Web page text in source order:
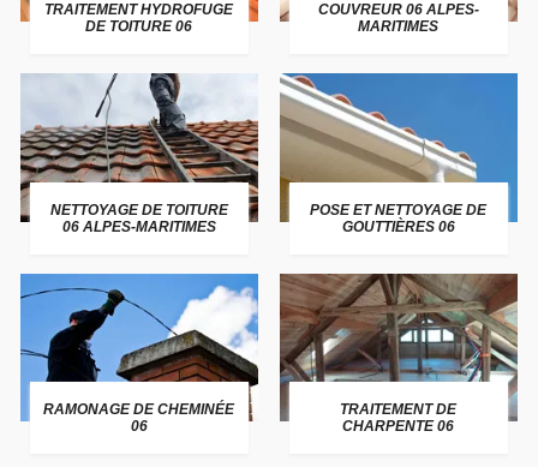
TRAITEMENT HYDROFUGE
DE TOITURE 06
COUVREUR 06 ALPES-
MARITIMES
NETTOYAGE DE TOITURE
06 ALPES-MARITIMES
POSE ET NETTOYAGE DE
GOUTTIÈRES 06
RAMONAGE DE CHEMINÉE
06
TRAITEMENT DE
CHARPENTE 06